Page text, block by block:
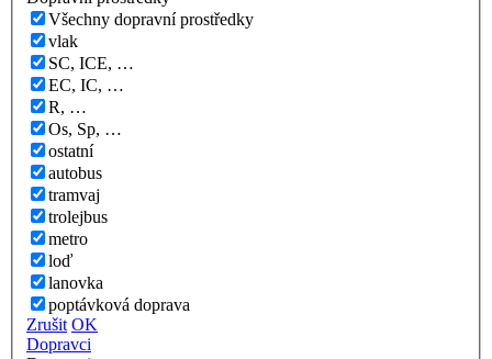
Všechny dopravní prostředky
vlak
SC, ICE, …
EC, IC, …
R, …
Os, Sp, …
ostatní
autobus
tramvaj
trolejbus
metro
loď
lanovka
poptávková doprava
Zrušit OK
Dopravci